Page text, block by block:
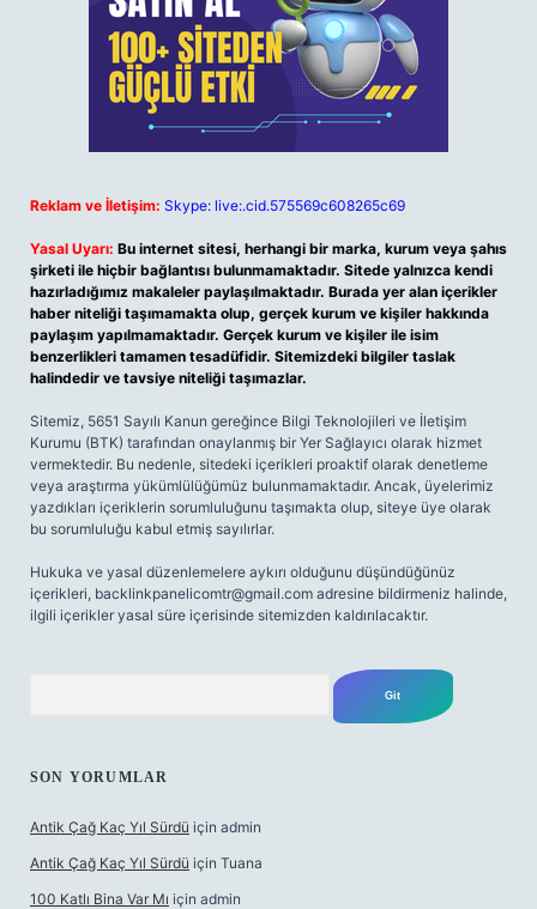
Reklam ve İletişim: Skype: live:.cid.575569c608265c69
Yasal Uyarı: Bu internet sitesi, herhangi bir marka, kurum veya şahıs
şirketi ile hiçbir bağlantısı bulunmamaktadır. Sitede yalnızca kendi
hazırladığımız makaleler paylaşılmaktadır. Burada yer alan içerikler
haber niteliği taşımamakta olup, gerçek kurum ve kişiler hakkında
paylaşım yapılmamaktadır. Gerçek kurum ve kişiler ile isim
benzerlikleri tamamen tesadüfidir. Sitemizdeki bilgiler taslak
halindedir ve tavsiye niteliği taşımazlar.
Sitemiz, 5651 Sayılı Kanun gereğince Bilgi Teknolojileri ve İletişim
Kurumu (BTK) tarafından onaylanmış bir Yer Sağlayıcı olarak hizmet
vermektedir. Bu nedenle, sitedeki içerikleri proaktif olarak denetleme
veya araştırma yükümlülüğümüz bulunmamaktadır. Ancak, üyelerimiz
yazdıkları içeriklerin sorumluluğunu taşımakta olup, siteye üye olarak
bu sorumluluğu kabul etmiş sayılırlar.
Hukuka ve yasal düzenlemelere aykırı olduğunu düşündüğünüz
içerikleri, backlinkpanelicomtr@gmail.com adresine bildirmeniz halinde,
ilgili içerikler yasal süre içerisinde sitemizden kaldırılacaktır.
SON YORUMLAR
Antik Çağ Kaç Yıl Sürdü için admin
Antik Çağ Kaç Yıl Sürdü için Tuana
100 Katlı Bina Var Mı için admin